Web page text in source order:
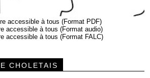
accessible à tous (Format PDF)
accessible à tous (Format audio)
accessible à tous (Format FALC)
CHOLETAIS